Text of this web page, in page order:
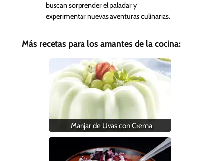
buscan sorprender el paladar y
experimentar nuevas aventuras culinarias.
Más recetas para los amantes de la cocina:
Manjar de Uvas con Crema